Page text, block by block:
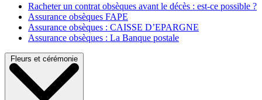
Racheter un contrat obsèques avant le décès : est-ce possible ?
Assurance obsèques FAPE
Assurance obsèques : CAISSE D’EPARGNE
Assurance obsèques : La Banque postale
Fleurs et cérémonie